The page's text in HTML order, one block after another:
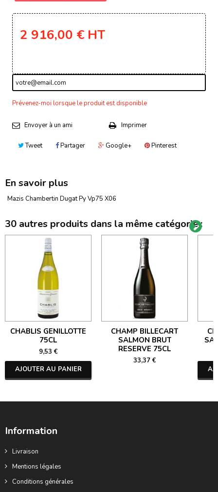
2 916,00 € HT
Prévenez-moi lorsque le produit est disponible
Envoyer à un ami Imprimer
Tweet Partager Google+ Pinterest
En savoir plus
Mazis Chambertin Dugat Py Vp75 X06
30 autres produits dans la même catégorie :
CHABLIS GENILLOTTE
75CL
9,53 €
AJOUTER AU PANIER
CHAMP BILLECART
SALMON BRUT
RESERVE 75CL
33,37 €
Information
Livraison
Mentions légales
Conditions générales